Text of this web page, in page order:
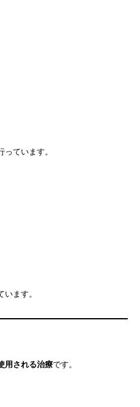
ています。
います。
用される治療です。